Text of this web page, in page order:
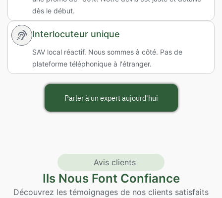
dès le début.
Interlocuteur unique
SAV local réactif. Nous sommes à côté. Pas de
plateforme téléphonique à l'étranger.
Parler à un expert aujourd'hui
Avis clients
Ils Nous Font Confiance
Découvrez les témoignages de nos clients satisfaits